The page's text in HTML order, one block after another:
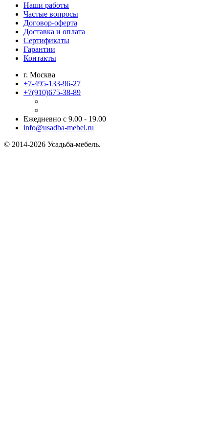
Наши работы
Частые вопросы
Договор-оферта
Доставка и оплата
Сертификаты
Гарантии
Контакты
г. Москва
+7-495-133-96-27
+7(910)675-38-89
Ежедневно с 9.00 - 19.00
info@usadba-mebel.ru
© 2014-2026 Усадьба-мебель.